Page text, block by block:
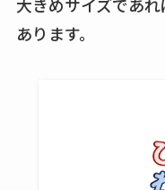
大きめサイズであれ
あります。